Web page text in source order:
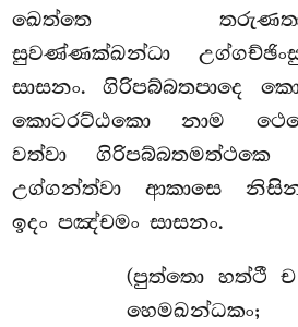
ඛෙත්තෙ
සුවණ්ණක්ඛන්ධා
සාසනං. ගිරිපබ්බතපාදෙ
කොටරට්ඨකො නාම
වත්වා ගිරිපබ්බතමත්ථකෙ
උග්ගන්ත්වා ආකාසෙ
ඉදං පඤ්චමං සාසනං.
(පුත්තො හත්ථී ච
හෙමඛන්ධකං;